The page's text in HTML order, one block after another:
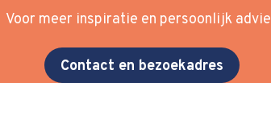
Voor meer inspiratie en persoonlijk
Contact en bezoekadres